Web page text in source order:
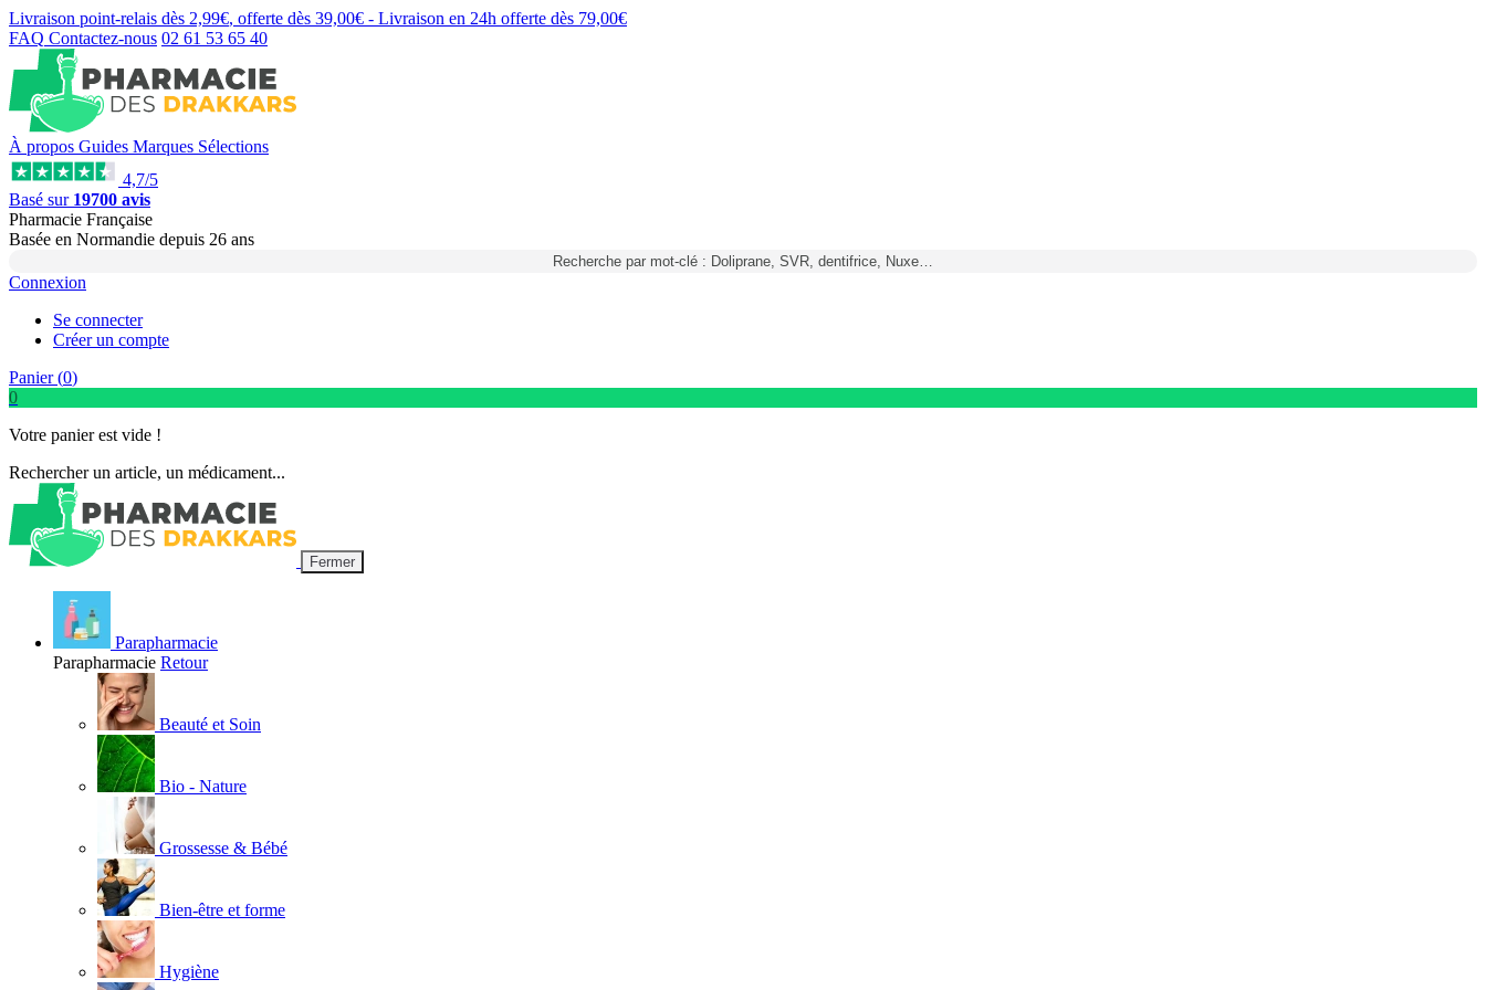
Livraison point-relais dès 2,99€, offerte dès 39,00€ - Livraison en 24h offerte dès 79,00€
FAQ Contactez-nous 02 61 53 65 40
À propos Guides Marques Sélections
4,7/5
Basé sur 19700 avis
Pharmacie Française
Basée en Normandie depuis 26 ans
Recherche par mot-clé : Doliprane, SVR, dentifrice, Nuxe…
Connexion
Se connecter
Créer un compte
Panier (0)
0
Votre panier est vide !
Rechercher un article, un médicament...
Fermer
Parapharmacie
Parapharmacie Retour
Beauté et Soin
Bio - Nature
Grossesse & Bébé
Bien-être et forme
Hygiène